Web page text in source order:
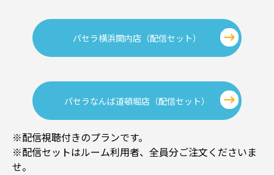
パセラ横浜関内店（配信セット）
パセラなんば道頓堀店（配信セット）
※配信視聴付きのプランです。
※配信セットはルーム利用者、全員分ご注文くださいま
せ。